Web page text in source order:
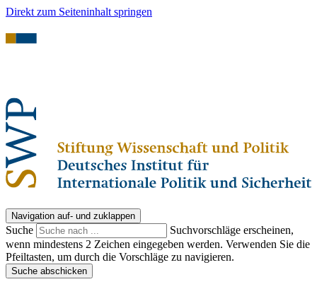
Direkt zum Seiteninhalt springen
Navigation auf- und zuklappen
Suche
Suchvorschläge erscheinen,
wenn mindestens 2 Zeichen eingegeben werden. Verwenden Sie die
Pfeiltasten, um durch die Vorschläge zu navigieren.
Suche abschicken